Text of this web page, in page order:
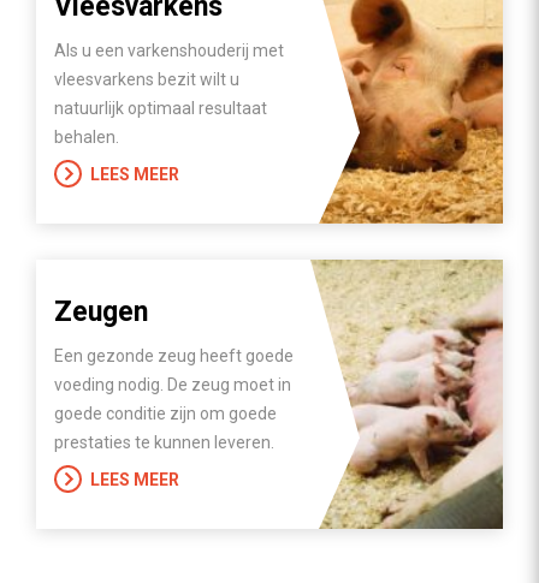
Vleesvarkens
Als u een varkenshouderij met
vleesvarkens bezit wilt u
natuurlijk optimaal resultaat
behalen.
LEES MEER
Zeugen
Een gezonde zeug heeft goede
voeding nodig. De zeug moet in
goede conditie zijn om goede
prestaties te kunnen leveren.
LEES MEER